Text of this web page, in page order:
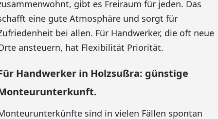
gibt es Freiraum für jeden. Das
eine gute Atmosphäre und sorgt für
bei allen. Für Handwerker, die oft neue
ansteuern, hat Flexibilität Priorität.
Handwerker in Holzsußra: günstige
sind in vielen Fällen spontan